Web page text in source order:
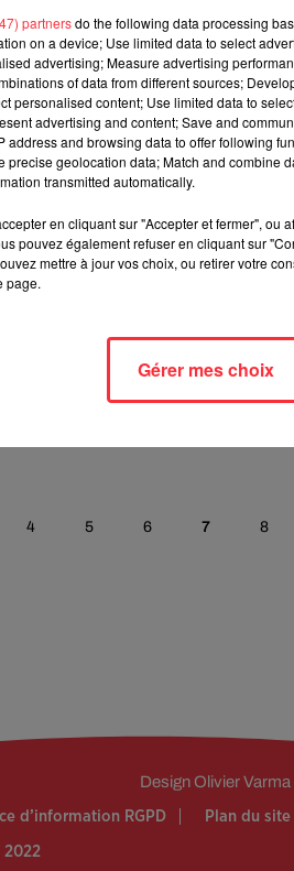
2025
III” & "Eye Of The Tiger"
du neuf avec du vieux…
4 5 6 7 8
Design Olivier Varma
d’information RGPD Plan du site
2022
partnersdo the following data processing
on a device; Use limited data to select
advertising; Measure advertising
of data from different sources;
personalised content; Use limited data to
advertising and content; Save and
address and browsing data to offer following
precise geolocation data; Match and combine
transmitted automatically.
en cliquant sur "Accepter et fermer",
pouvez également refuser en cliquant sur
mettre à jour vos choix, ou retirer votre
page.
Gérer mes choix